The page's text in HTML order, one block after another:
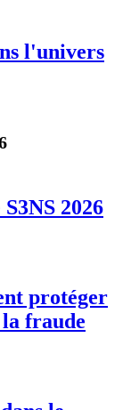
l'univers
2026
protéger
la fraude